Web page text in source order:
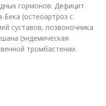
гормонов. Дефицит
Бека (остеоартроз с
суставов, позвоночника
(эндемическая
тромбастении.